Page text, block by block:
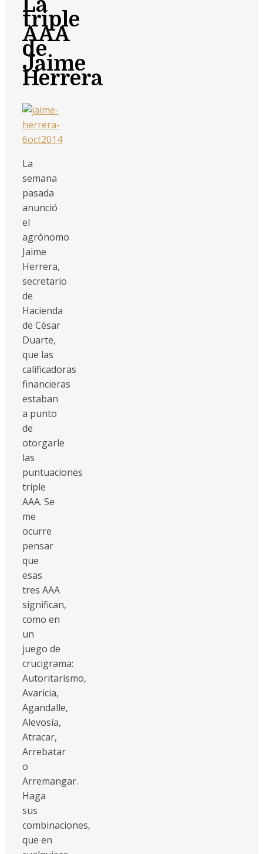
triple
AAA
de
Jaime
Herrera
La
semana
pasada
anunció
el
agrónomo
Jaime
Herrera,
secretario
de
Hacienda
de César
Duarte,
que las
calificadoras
financieras
estaban
a punto
de
otorgarle
las
puntuaciones
triple
AAA. Se
me
ocurre
pensar
que
esas
tres AAA
significan,
como en
un
juego de
crucigrama:
Autoritarismo,
Avaricia,
Agandalle,
Alevosía,
Atracar,
Arrebatar
o
Arremangar.
Haga
sus
combinaciones,
que en